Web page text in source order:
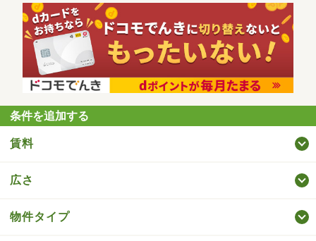
条件を追加する
賃料
広さ
物件タイプ